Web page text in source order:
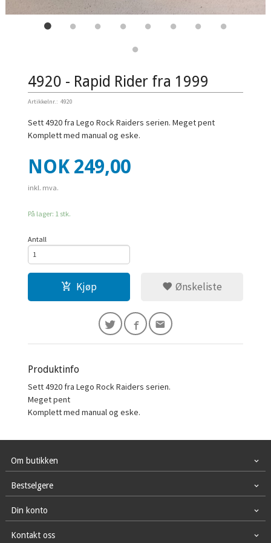
4920 - Rapid Rider fra 1999
Artikkelnr.: 4920
Sett 4920 fra Lego Rock Raiders serien. Meget pent
Komplett med manual og eske.
Pris
NOK 249,00
inkl. mva.
På lager: 1 stk.
Antall
Kjøp Ønskeliste
Produktinfo
Sett 4920 fra Lego Rock Raiders serien.
Meget pent
Komplett med manual og eske.
Om butikken
Bestselgere
Din konto
Kontakt oss